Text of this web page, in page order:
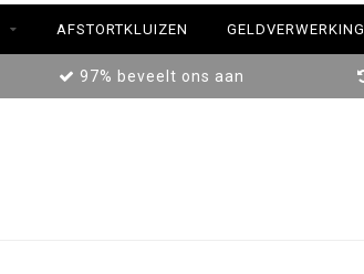
AFSTORTKLUIZEN GELDVERWERKING
97% beveelt ons aan